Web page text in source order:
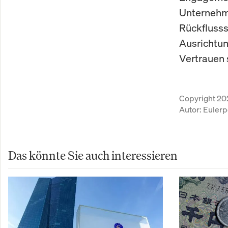
Vertrauen
Copyright
Autor:
Das könnte Sie auch interessieren